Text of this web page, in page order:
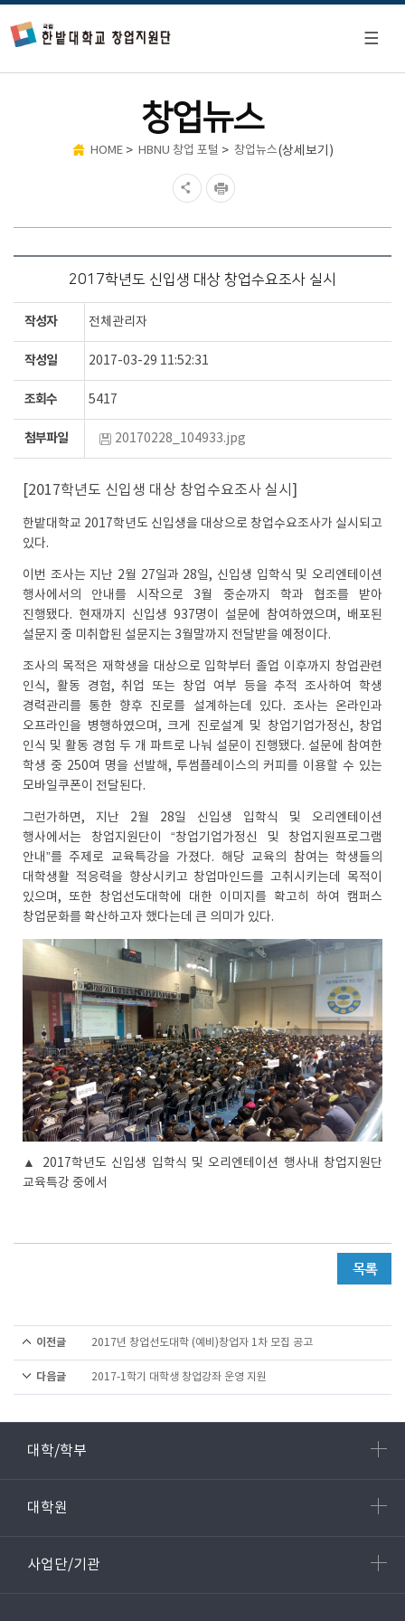
창업뉴스
HOME> HBNU 창업 포털 > 창업뉴스(상세보기)
2017학년도 신입생 대상 창업수요조사 실시
작성자 전체관리자
작성일 2017-03-29 11:52:31
조회수 5417
첨부파일 20170228_104933.jpg
[2017학년도 신입생 대상 창업수요조사 실시]
한밭대학교 2017학년도 신입생을 대상으로 창업수요조사가 실시되고
있다.
이번 조사는 지난 2월 27일과 28일, 신입생 입학식 및 오리엔테이션
행사에서의 안내를 시작으로 3월 중순까지 학과 협조를 받아
진행됐다. 현재까지 신입생 937명이 설문에 참여하였으며, 배포된
설문지 중 미취합된 설문지는 3월말까지 전달받을 예정이다.
조사의 목적은 재학생을 대상으로 입학부터 졸업 이후까지 창업관련
인식, 활동 경험, 취업 또는 창업 여부 등을 추적 조사하여 학생
경력관리를 통한 향후 진로를 설계하는데 있다. 조사는 온라인과
오프라인을 병행하였으며, 크게 진로설계 및 창업기업가정신, 창업
인식 및 활동 경험 두 개 파트로 나눠 설문이 진행됐다. 설문에 참여한
학생 중 250여 명을 선발해, 투썸플레이스의 커피를 이용할 수 있는
모바일쿠폰이 전달된다.
그런가하면, 지난 2월 28일 신입생 입학식 및 오리엔테이션
행사에서는 창업지원단이 “창업기업가정신 및 창업지원프로그램
안내”를 주제로 교육특강을 가졌다. 해당 교육의 참여는 학생들의
대학생활 적응력을 향상시키고 창업마인드를 고취시키는데 목적이
있으며, 또한 창업선도대학에 대한 이미지를 확고히 하여 캠퍼스
창업문화를 확산하고자 했다는데 큰 의미가 있다.
▲ 2017학년도 신입생 입학식 및 오리엔테이션 행사내 창업지원단
교육특강 중에서
이전글 2017년 창업선도대학 (예비)창업자 1차 모집 공고
다음글 2017-1학기 대학생 창업강좌 운영 지원
대학/학부
대학원
사업단/기관